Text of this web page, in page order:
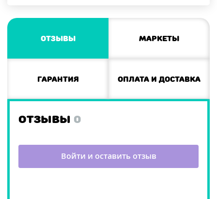
Отзывы Маркеты
Гарантия Оплата и доставка
ОТЗЫВЫ 0
Войти и оставить отзыв